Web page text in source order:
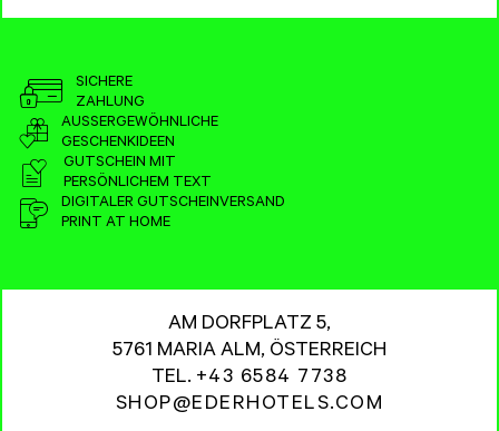
SICHERE
ZAHLUNG
AUSSERGEWÖHNLICHE
GESCHENKIDEEN
GUTSCHEIN MIT
PERSÖNLICHEM TEXT
DIGITALER GUTSCHEINVERSAND
PRINT AT HOME
AM DORFPLATZ 5,
5761 MARIA ALM, ÖSTERREICH
TEL. +43 6584 7738
SHOP@EDERHOTELS.COM